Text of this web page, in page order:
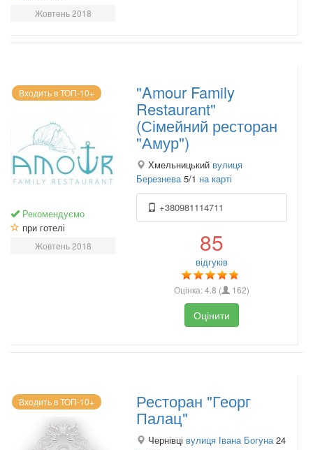
Жовтень 2018
Входить в ТОП-10+
Рекомендуємо
при готелі
Жовтень 2018
"Amour Family
Restaurant"
(Сімейний ресторан
"Амур")
Хмельницький вулиця
Березнева 5/1 на карті
+380981114711
85
відгуків
Оцінка:4.8 ( 162)
Оцінити
Входить в ТОП-10+ Ресторан "Георг
Палац"
Чернівці вулиця Івана Богуна24